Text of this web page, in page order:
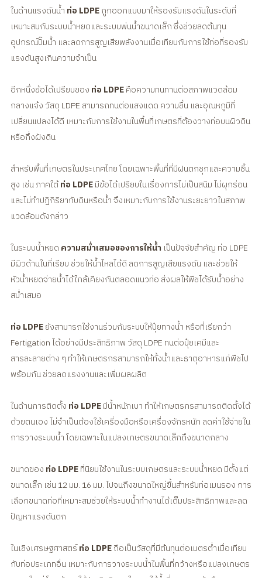
ในด้านแรงดันน้ำ ท่อ LDPEถูกออกแบบมาให้รองรับแรงดันในระดับที่
เหมาะสมกับระบบน้ำหยดและระบบพ่นน้ำขนาดเล็ก ซึ่งช่วยลดต้นทุน
อุปกรณ์ปั๊มน้ำ และลดการสูญเสียพลังงานเมื่อเทียบกับการใช้ท่อที่รองรับ
แรงดันสูงเกินความจำเป็น
อีกหนึ่งข้อได้เปรียบของ ท่อ LDPEคือความทนทานต่อสภาพแวดล้อม
กลางแจ้ง วัสดุ LDPE สามารถทนต่อแสงแดด ความชื้น และอุณหภูมิที่
เปลี่ยนแปลงได้ดี เหมาะกับการใช้งานในพื้นที่เกษตรที่ต้องวางท่อบนผิวดิน
หรือกึ่งฝังดิน
สำหรับพื้นที่เกษตรในประเทศไทย โดยเฉพาะพื้นที่ที่มีฝนตกชุกและความชื้น
สูง เช่น ภาคใต้ท่อ LDPEมีข้อได้เปรียบในเรื่องการไม่เป็นสนิม ไม่ผุกร่อน
และไม่ทำปฏิกิริยากับดินหรือน้ำ จึงเหมาะกับการใช้งานระยะยาวในสภาพ
แวดล้อมดังกล่าว
ในระบบน้ำหยด ความสม่ำเสมอของการให้น้ำ เป็นปัจจัยสำคัญ ท่อ LDPE
มีผิวด้านในที่เรียบ ช่วยให้น้ำไหลได้ดี ลดการสูญเสียแรงดัน และช่วยให้
หัวน้ำหยดจ่ายน้ำได้ใกล้เคียงกันตลอดแนวท่อ ส่งผลให้พืชได้รับน้ำอย่าง
สม่ำเสมอ
ท่อ LDPEยังสามารถใช้งานร่วมกับระบบให้ปุ๋ยทางน้ำ หรือที่เรียกว่า
Fertigation ได้อย่างมีประสิทธิภาพ วัสดุ LDPE ทนต่อปุ๋ยเคมีและ
สารละลายต่าง ๆ ทำให้เกษตรกรสามารถให้ทั้งน้ำและธาตุอาหารแก่พืชไป
พร้อมกัน ช่วยลดแรงงานและเพิ่มผลผลิต
ในด้านการติดตั้ง ท่อ LDPEมีน้ำหนักเบา ทำให้เกษตรกรสามารถติดตั้งได้
ด้วยตนเอง ไม่จำเป็นต้องใช้เครื่องมือหรือเครื่องจักรหนัก ลดค่าใช้จ่ายใน
การวางระบบน้ำ โดยเฉพาะในแปลงเกษตรขนาดเล็กถึงขนาดกลาง
ขนาดของ ท่อ LDPEที่นิยมใช้งานในระบบเกษตรและระบบน้ำหยด มีตั้งแต่
ขนาดเล็ก เช่น 12 มม. 16 มม. ไปจนถึงขนาดใหญ่ขึ้นสำหรับท่อเมนรอง การ
เลือกขนาดท่อที่เหมาะสมช่วยให้ระบบน้ำทำงานได้เต็มประสิทธิภาพและลด
ปัญหาแรงดันตก
ในเชิงเศรษฐศาสตร์ท่อ LDPEถือเป็นวัสดุที่มีต้นทุนต่อเมตรต่ำเมื่อเทียบ
กับท่อประเภทอื่น เหมาะกับการวางระบบน้ำในพื้นที่กว้างหรือแปลงเกษตร